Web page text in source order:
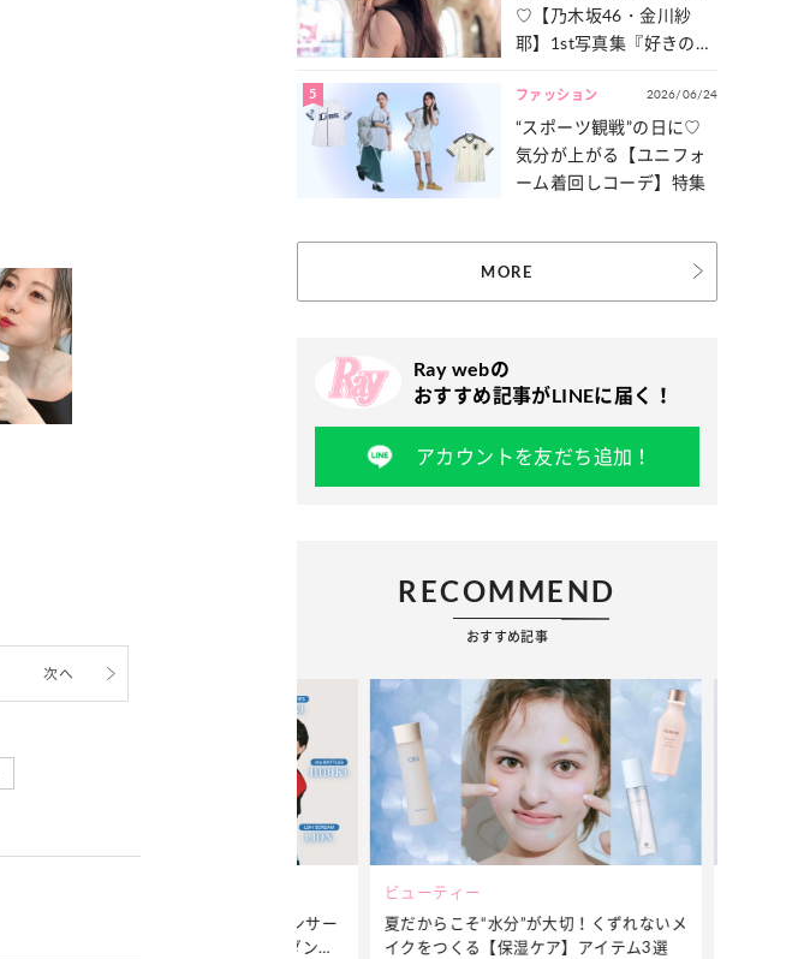
次へ
♡【乃木坂46・金川紗
耶】1st写真集『好きのグ
たっぷりとお届け！
5 ファッション 2026/06/24
“スポーツ観戦”の日に♡
気分が上がる【ユニフォ
ーム着回しコーデ】特集
MORE
Ray webの
おすすめ記事がLINEに届く！
アカウントを友だち追加！
RECOMMEND
おすすめ記事
【Dリーグ】Ray世代注目のプロダンサー
集団♡ 各チームを彩る「イケメンダンサ
ビューティー
夏だからこそ“水分”が大切！くずれないメ
イクをつくる【保湿ケア】アイテム3選